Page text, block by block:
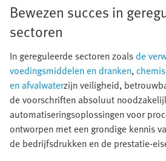
Bewezen succes in
sectoren
In gereguleerde sectoren zoalsde
voedingsmiddelen en dranken,
en afvalwaterzijn veiligheid,
de voorschriften absoluut
automatiseringsoplossingen voor
ontworpen met een grondige kennis
de bedrijfsdrukken en de prestatie-